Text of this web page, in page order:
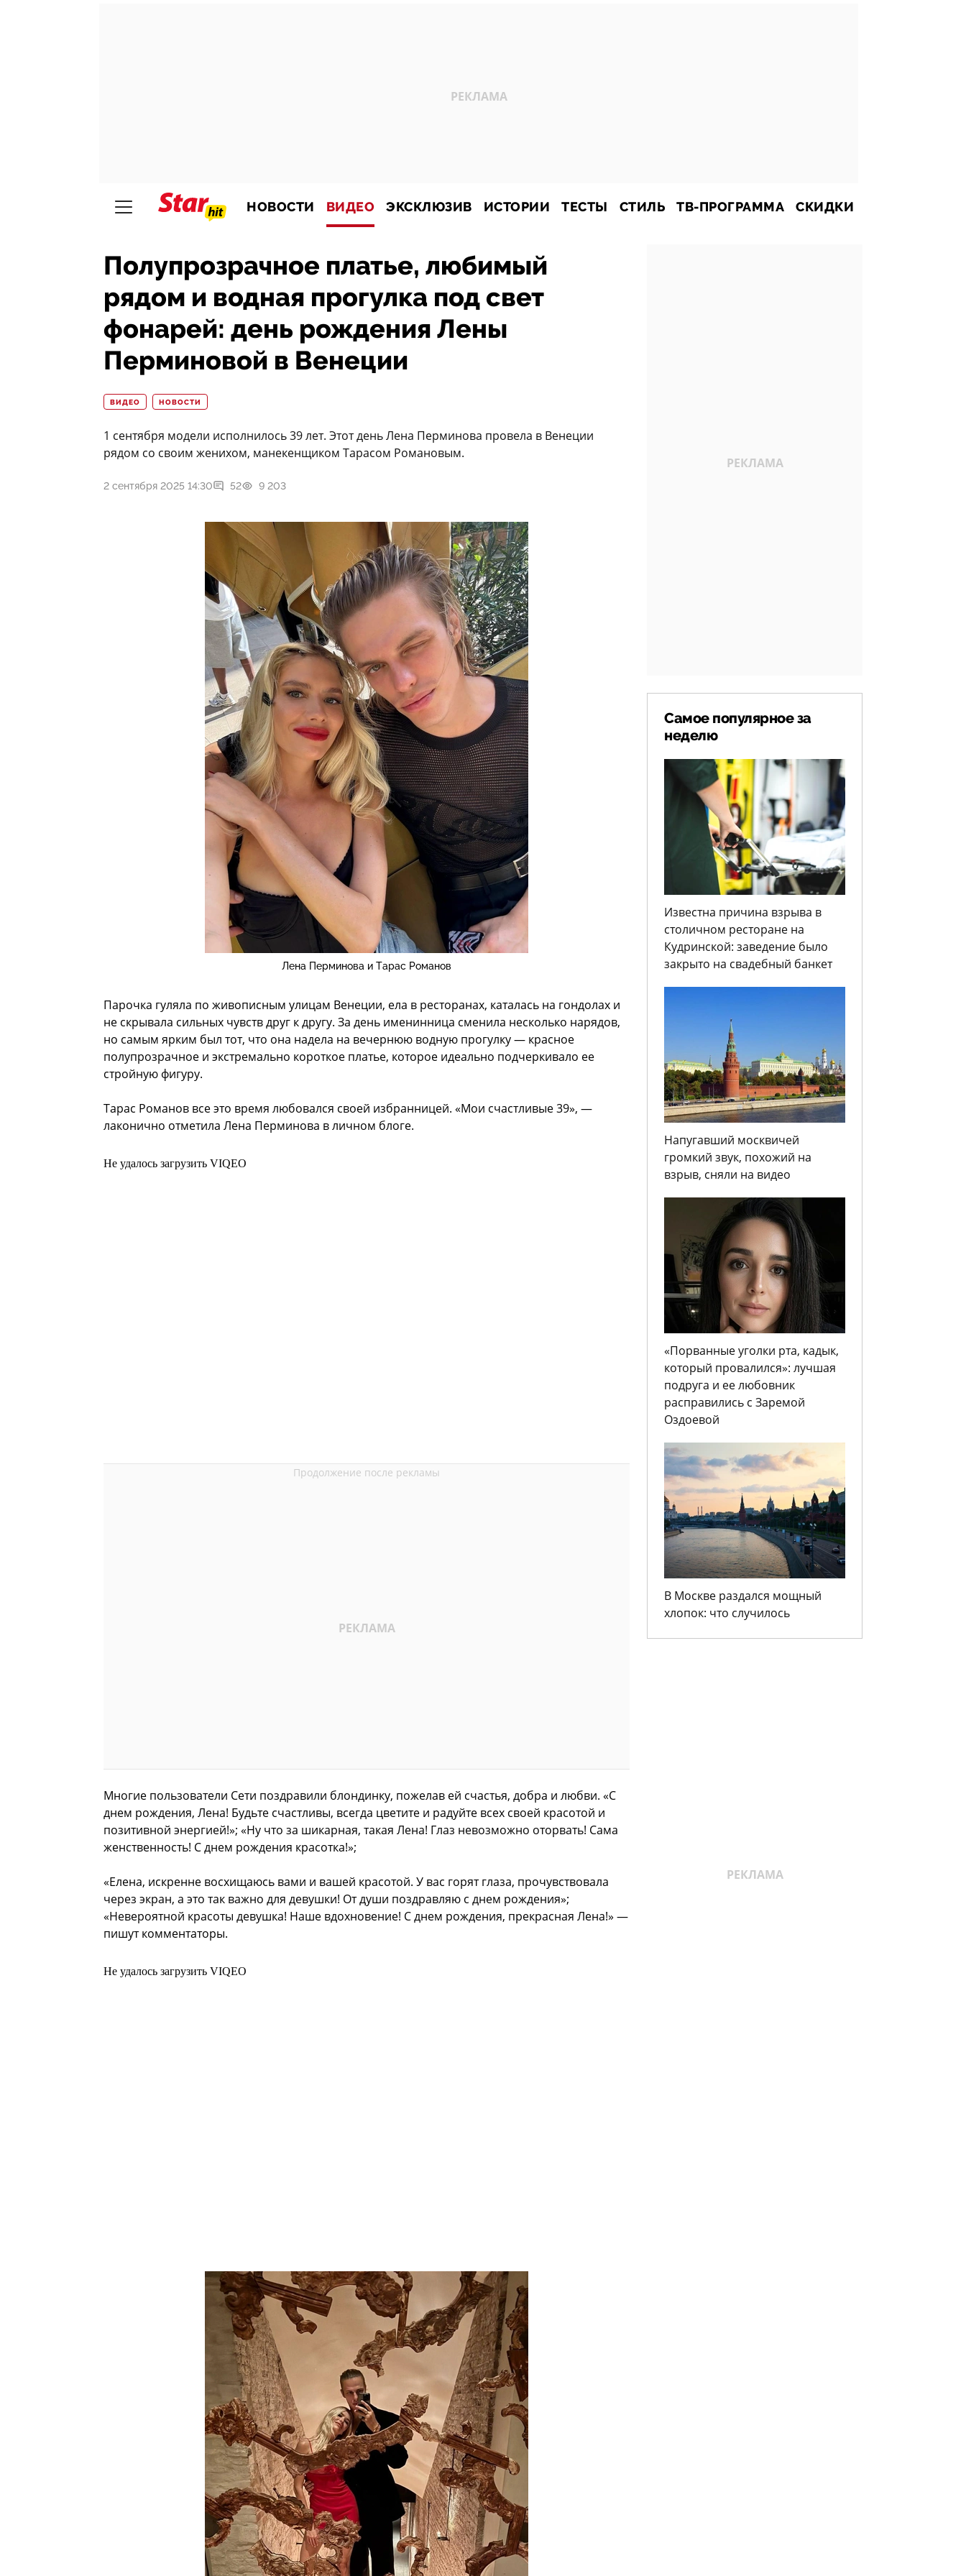
НОВОСТИ ВИДЕО ЭКСКЛЮЗИВ ИСТОРИИ ТЕСТЫ СТИЛЬ ТВ-ПРОГРАММА СКИДКИ
Полупрозрачное платье, любимый
рядом и водная прогулка под свет
фонарей: день рождения Лены
Перминовой в Венеции
ВИДЕО НОВОСТИ
1 сентября модели исполнилось 39 лет. Этот день Лена Перминова провела в Венеции
рядом со своим женихом, манекенщиком Тарасом Романовым.
2 сентября 2025 14:30 52 9 203
Лена Перминова и Тарас Романов
Парочка гуляла по живописным улицам Венеции, ела в ресторанах, каталась на гондолах и
не скрывала сильных чувств друг к другу. За день именинница сменила несколько нарядов,
но самым ярким был тот, что она надела на вечернюю водную прогулку — красное
полупрозрачное и экстремально короткое платье, которое идеально подчеркивало ее
стройную фигуру.
Тарас Романов все это время любовался своей избранницей. «Мои счастливые 39», —
лаконично отметила Лена Перминова в личном блоге.
Не удалось загрузить VIQEO
Многие пользователи Сети поздравили блондинку, пожелав ей счастья, добра и любви. «С
днем рождения, Лена! Будьте счастливы, всегда цветите и радуйте всех своей красотой и
позитивной энергией!»; «Ну что за шикарная, такая Лена! Глаз невозможно оторвать! Сама
женственность! С днем рождения красотка!»;
«Елена, искренне восхищаюсь вами и вашей красотой. У вас горят глаза, прочувствовала
через экран, а это так важно для девушки! От души поздравляю с днем рождения»;
«Невероятной красоты девушка! Наше вдохновение! С днем рождения, прекрасная Лена!» —
пишут комментаторы.
Не удалось загрузить VIQEO
Самое популярное за
неделю
Известна причина взрыва в
столичном ресторане на
Кудринской: заведение было
закрыто на свадебный банкет
Напугавший москвичей
громкий звук, похожий на
взрыв, сняли на видео
«Порванные уголки рта, кадык,
который провалился»: лучшая
подруга и ее любовник
расправились с Заремой
Оздоевой
В Москве раздался мощный
хлопок: что случилось